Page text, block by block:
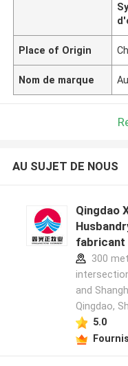
Place of Origin
Nom de marque
AU SUJET DE NOUS
Qingdao
Husbandry Co.,
fabricant
300
and
Qingdao,
5.0